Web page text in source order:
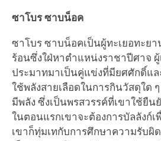
ซาโบร ซาบน็อค
ซาโบร ซาบน็อคเป็นผู้ทะเยอทะย
ร้อนซึ่งใฝ่หาตำแหน่งราชาปีศาจ ผู้
ประมาทมาเป็นคู่แข่งที่มียศศักดิ์แ
ใช้พลังสายเลือดในการกินวัสดุใด
มีพลัง ซึ่งเป็นพรสวรรค์ที่เขาใช้ยื
ในตอนแรกเขาจะต้องการบัลลังก์
เขาก็ทุ่มเทกับการศึกษาความรับผิ